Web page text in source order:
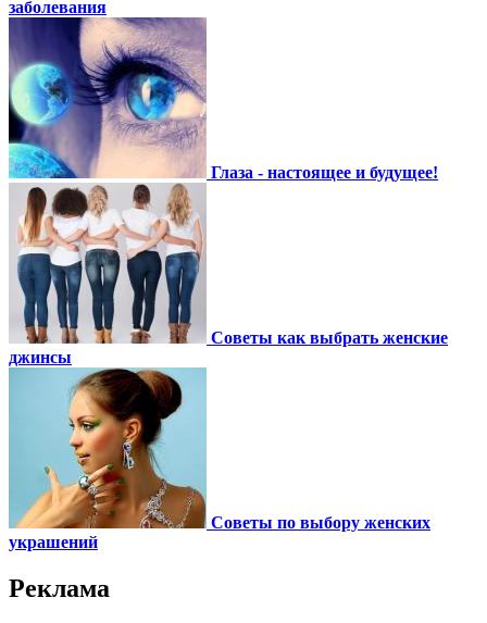
заболевания
Глаза - настоящее и будущее!
Советы как выбрать женские
джинсы
Советы по выбору женских
украшений
Реклама